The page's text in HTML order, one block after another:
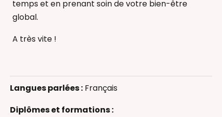
temps et en prenant soin de votre bien-être
global.
A très vite !
Bébé Signe (communication gestuelle)
Massage bébé
Massage femme enceinte
Langues parlées : Français
Diplômes et formations :